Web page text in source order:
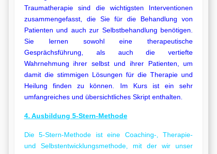
Traumatherapie sind die wichtigsten Interventionen
zusammengefasst, die Sie für die Behandlung von
Patienten und auch zur Selbstbehandlung benötigen.
Sie lernen sowohl eine therapeutische
Gesprächsführung, als auch die vertiefte
Wahrnehmung ihrer selbst und ihrer Patienten, um
damit die stimmigen Lösungen für die Therapie und
Heilung finden zu können. Im Kurs ist ein sehr
umfangreiches und übersichtliches Skript enthalten.
4. Ausbildung 5-Stern-Methode
Die 5-Stern-Methode ist eine Coaching-, Therapie-
und Selbstentwicklungsmethode, mit der wir unser